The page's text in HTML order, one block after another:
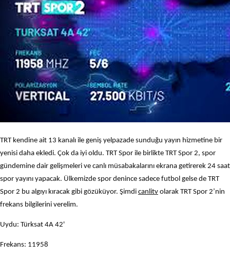
TRT kendine ait 13 kanalı ile geniş yelpazade sunduğu yayın hizmetine bir
yenisi daha ekledi. Çok da iyi oldu. TRT Spor ile birlikte TRT Spor 2, spor
gündemine dair gelişmeleri ve canlı müsabakalarını ekrana getirerek 24 saat
spor yayını yapacak. Ülkemizde spor denince sadece futbol gelse de TRT
Spor 2 bu algıyı kıracak gibi gözüküyor. Şimdi canlitv olarak TRT Spor 2’nin
frekans bilgilerini verelim.
Uydu: Türksat 4A 42'
Frekans: 11958